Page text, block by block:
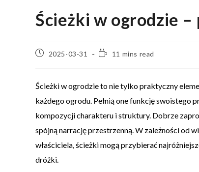
Ścieżki w ogrodzie –
2025-03-31 11 mins read
Ścieżki w ogrodzie to nie tylko praktyczny
każdego ogrodu. Pełnią one funkcję swoistego
kompozycji charakteru i struktury. Dobrze
spójną narrację przestrzenną. W zależności od
właściciela, ścieżki mogą przybierać
dróżki.